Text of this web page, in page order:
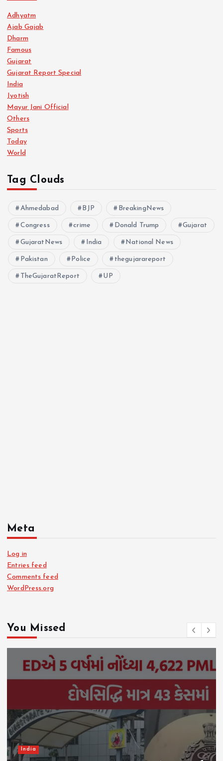
Adhyatm
Ajab Gajab
Dharm
Famous
Gujarat
Gujarat Report Special
India
Jyotish
Mayur Jani Official
Others
Sports
Today
World
Tag Clouds
Ahmedabad BJP BreakingNews
Congress crime Donald Trump Gujarat
GujaratNews India National News
Pakistan Police thegujarareport
TheGujaratReport UP
Meta
Log in
Entries feed
Comments feed
WordPress.org
You Missed
India